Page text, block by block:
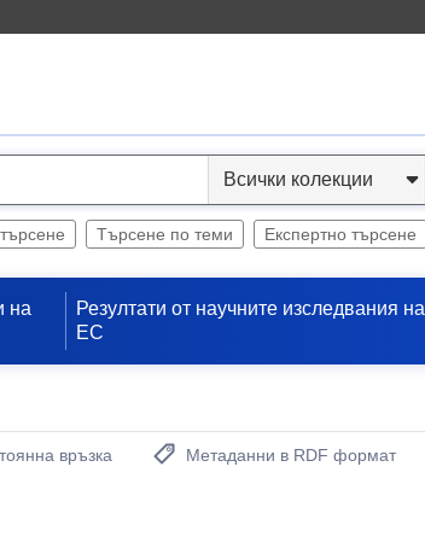
Търсене по теми Експертно търсене
на
Резултати от научните изследвания на
ЕС
връзка
Метаданни в RDF формат